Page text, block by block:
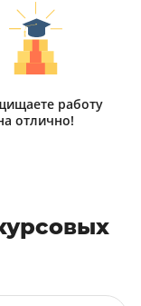
работу
отлично!